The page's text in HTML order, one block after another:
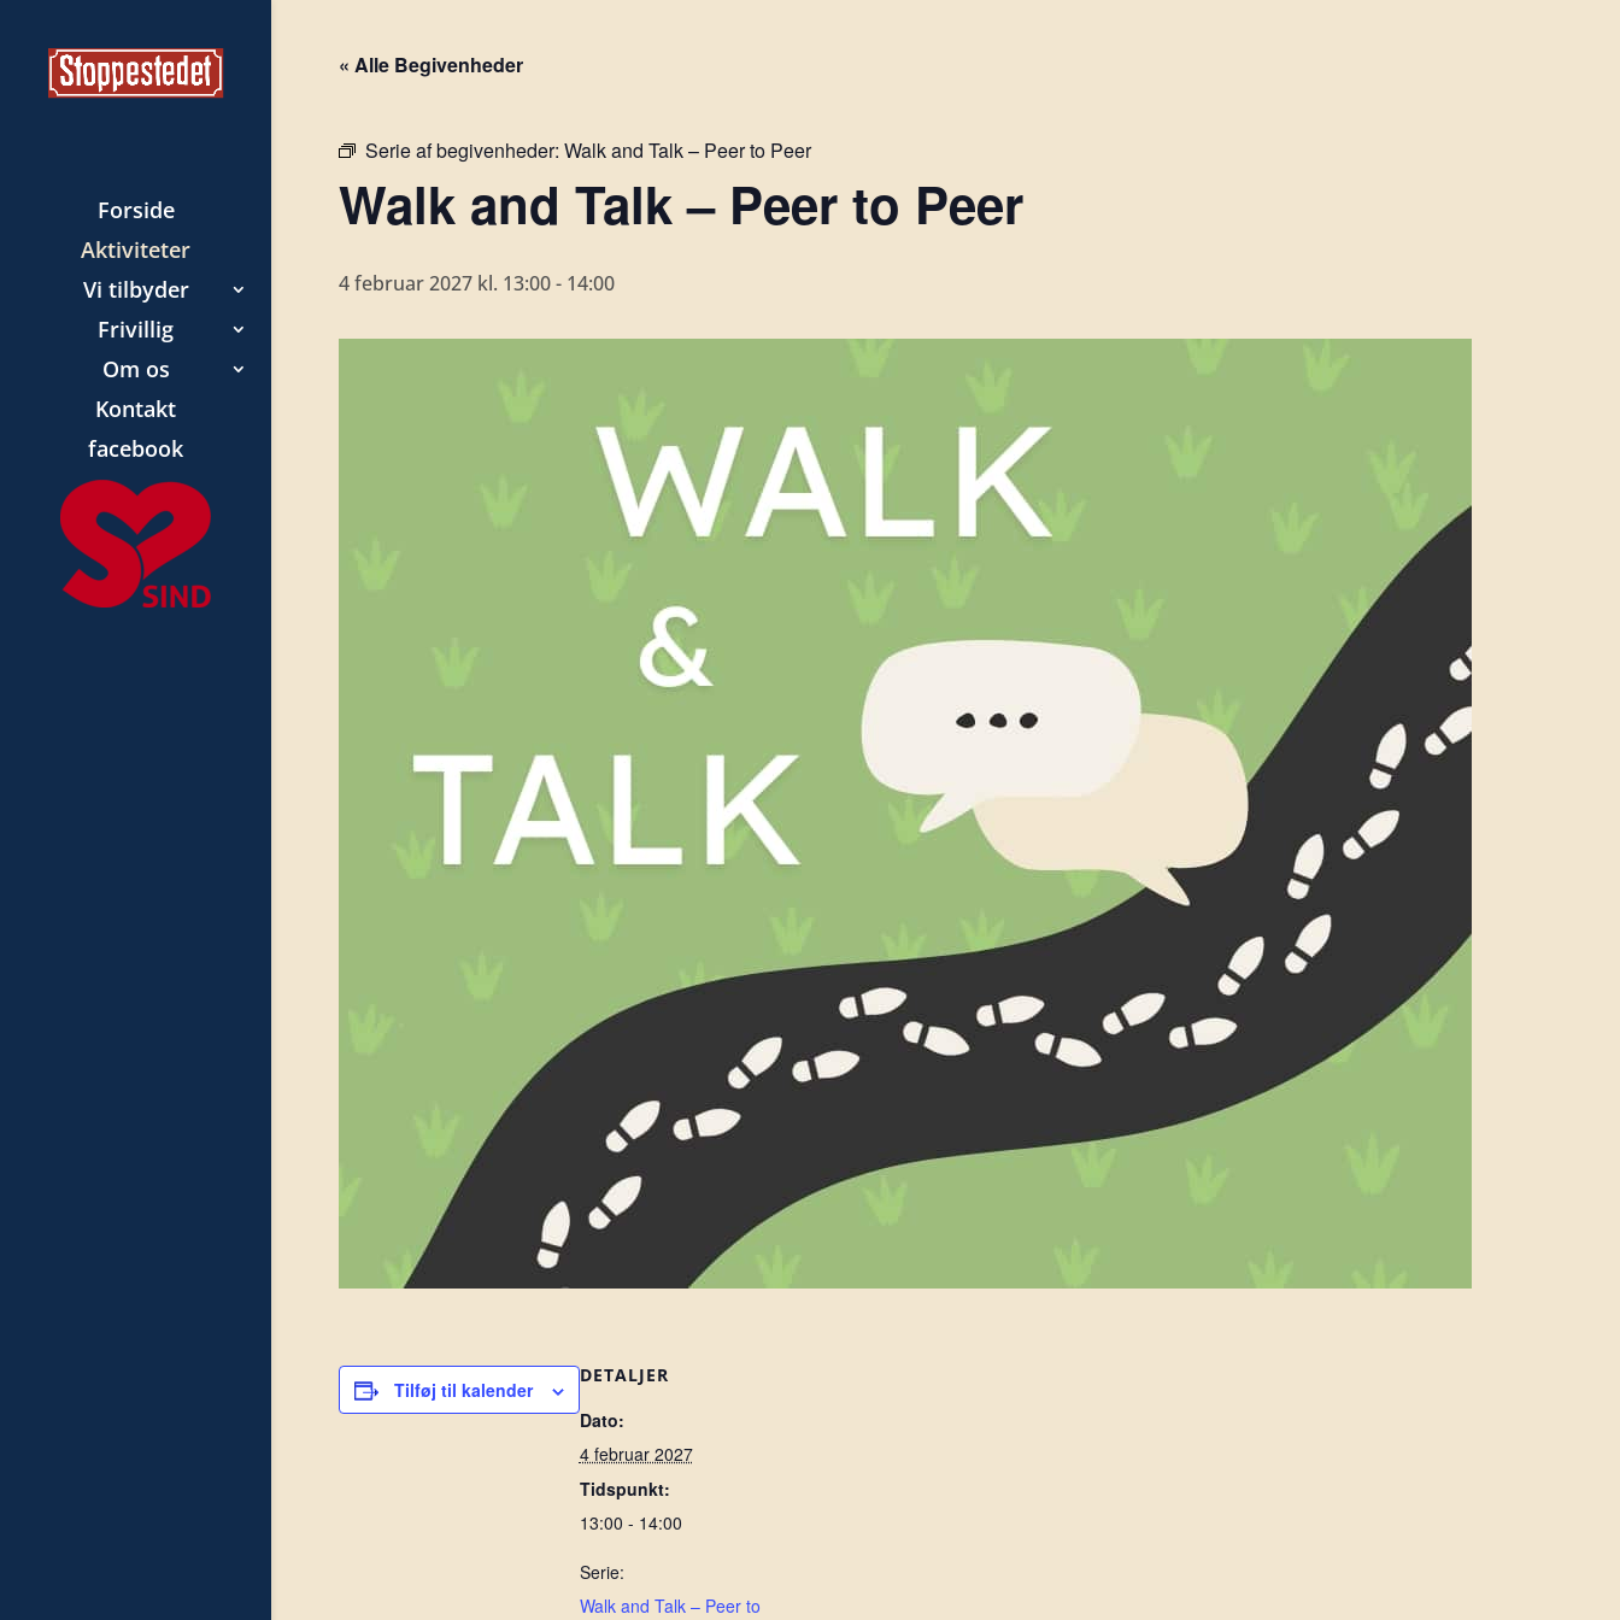
Forside
Aktiviteter
Vi tilbyder
Frivillig
Om os
Kontakt
facebook
« Alle Begivenheder
Serie af begivenheder: Walk and Talk – Peer to Peer
Walk and Talk – Peer to Peer
4 februar 2027 kl. 13:00- 14:00
Tilføj til kalender
DETALJER
Dato:
4 februar 2027
Tidspunkt:
13:00 - 14:00
Serie:
Walk and Talk – Peer to